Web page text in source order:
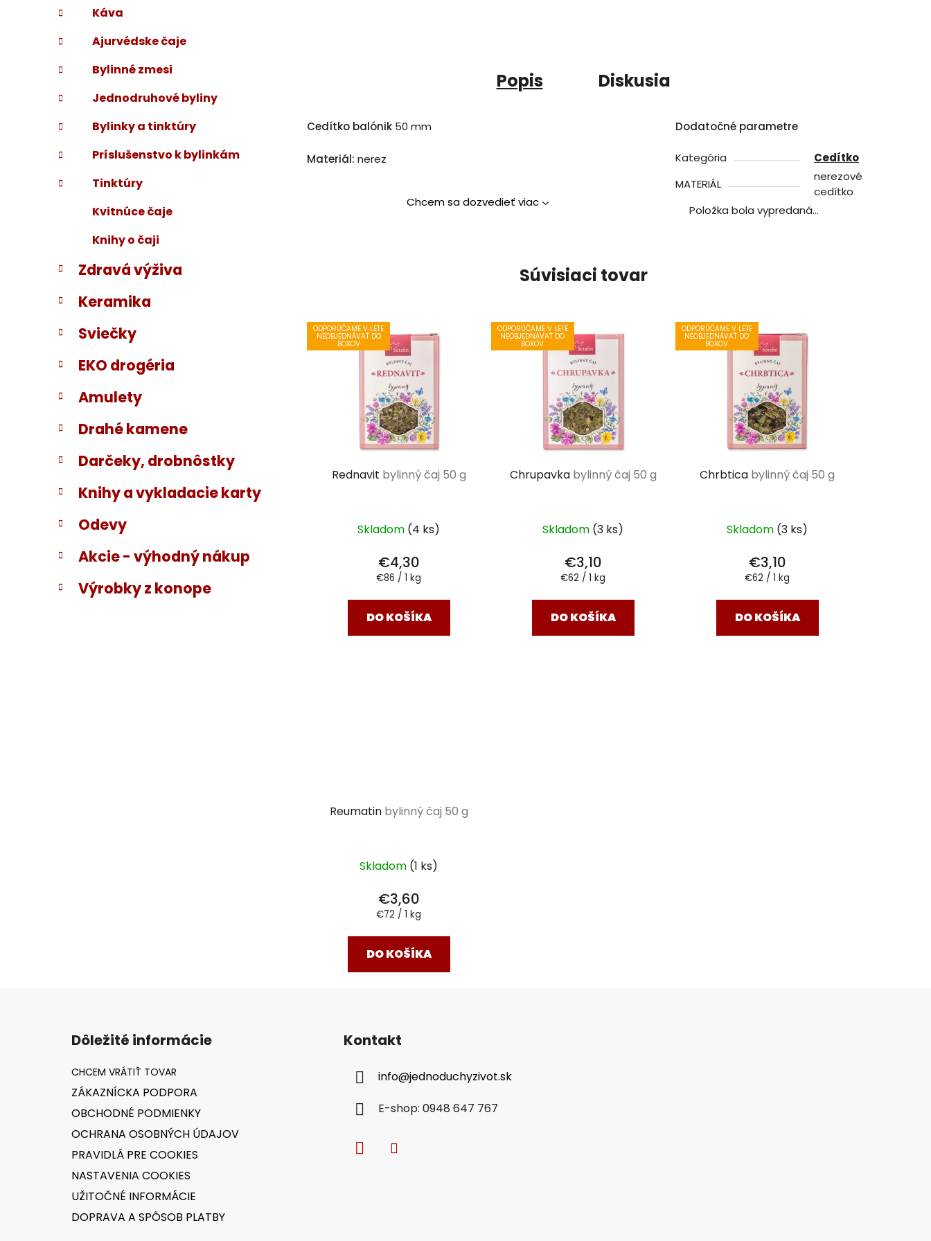
Káva
Ajurvédske čaje
Bylinné zmesi
Jednodruhové byliny
Bylinky a tinktúry
Príslušenstvo k bylinkám
Tinktúry
Kvitnúce čaje
Knihy o čaji
Zdravá výživa
Keramika
Sviečky
EKO drogéria
Amulety
Drahé kamene
Darčeky, drobnôstky
Knihy a vykladacie karty
Odevy
Akcie - výhodný nákup
Výrobky z konope
Popis Diskusia
Cedítko balónik 50 mm
Materiál: nerez
Chcem sa dozvedieť viac
Dodatočné parametre
Kategória
Cedítko
MATERIÁL
nerezové
cedítko
Položka bola vypredaná…
Súvisiaci tovar
ODPORÚČAME V LETE
NEOBJEDNÁVAŤ DO
BOXOV
Rednavit bylinný čaj 50 g
Skladom (4 ks)
€4,30
Jednotková
€86 / 1 kg
DO KOŠÍKA
ODPORÚČAME V LETE
NEOBJEDNÁVAŤ DO
BOXOV
Chrupavka bylinný čaj 50 g
Skladom (3 ks)
€3,10
Jednotková
€62 / 1 kg
DO KOŠÍKA
ODPORÚČAME V LETE
NEOBJEDNÁVAŤ DO
BOXOV
Chrbtica bylinný čaj 50 g
Skladom (3 ks)
€3,10
Jednotková
€62 / 1 kg
DO KOŠÍKA
Reumatin bylinný čaj 50 g
Skladom (1 ks)
€3,60
Jednotková
€72 / 1 kg
DO KOŠÍKA
Dôležité informácie
ZÁKAZNÍCKA PODPORA
OBCHODNÉ PODMIENKY
OCHRANA OSOBNÝCH ÚDAJOV
PRAVIDLÁ PRE COOKIES
NASTAVENIA COOKIES
UŽITOČNÉ INFORMÁCIE
DOPRAVA A SPÔSOB PLATBY
Kontakt
info@jednoduchyzivot.sk
E-shop: 0948 647 767